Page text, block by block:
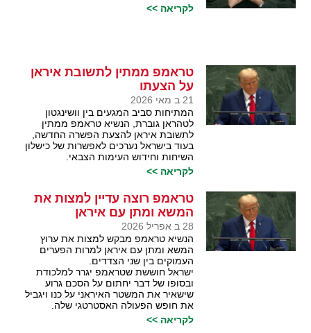
לקריאה >>
טראמפ ממתין לתשובת איראן
על הצעתו
21 ב מאי 2026
המתיחות סביב המגעים בין וושינגטון
לטהראן גוברת, הנשיא טראמפ ממתין
לתשובת איראן להצעת הפשרה החדשה,
בעוד בישראל נערכים לאפשרות של כישלון
השיחות וחידוש העימות הצבאי.
לקריאה >>
טראמפ רוצה עדיין למצות את
המשא ומתן עם איראן
28 ב אפריל 2026
הנשיא טראמפ מבקש למצות את ערוץ
המשא ומתן עם איראן למרות הפערים
העמוקים בין שני הצדדים.
ישראל חוששת שטראמפ יגרר למלכודת
ובסופו של דבר יחתום על הסכם גרוע
שישאיר את המשטר האיראני על כנו ויגביל
את חופש הפעולה האסטרטגי שלה.
לקריאה >>